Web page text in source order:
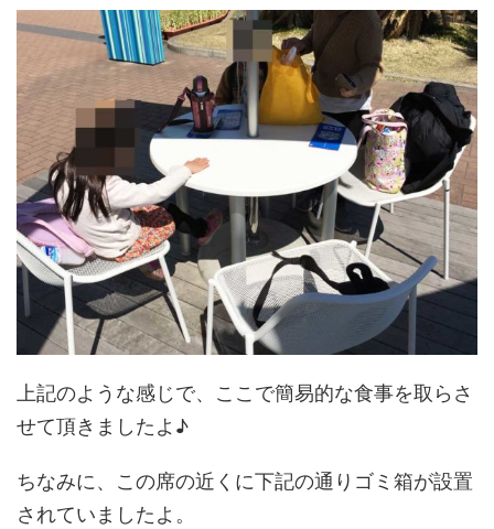
上記のような感じで、ここで簡易的な食事を取らさ
せて頂きましたよ♪
ちなみに、この席の近くに下記の通りゴミ箱が設置
されていましたよ。